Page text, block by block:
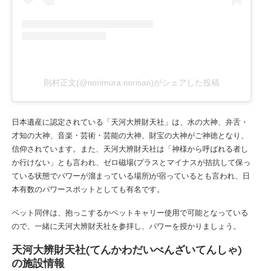
則村正文(@norimura.norisan)がシェアした投稿
日本遺産に認定されている「天河大辨財天社」は、水の大神、弁舌・
才知の大神、音楽・芸術・芸能の大神、財宝の大神がご神徳となり、
信仰されています。また、天河大辨財天社は「神様から呼ばれる者し
か行けない」とも言われ、ゼロ磁場(プラスとマイナスが拮抗して保っ
ている状態でパワーが溜まっている場所)が宿っているとも言われ、日
本有数のパワースポットとしても有名です。
ペット同伴は、抱っこするかペットキャリー使用で可能となっている
ので、一緒に天河大辨財天社を参拝し、パワーを授かりましょう。
天河大辨財天社(てんかわだいべんざいてんしゃ)
の施設情報